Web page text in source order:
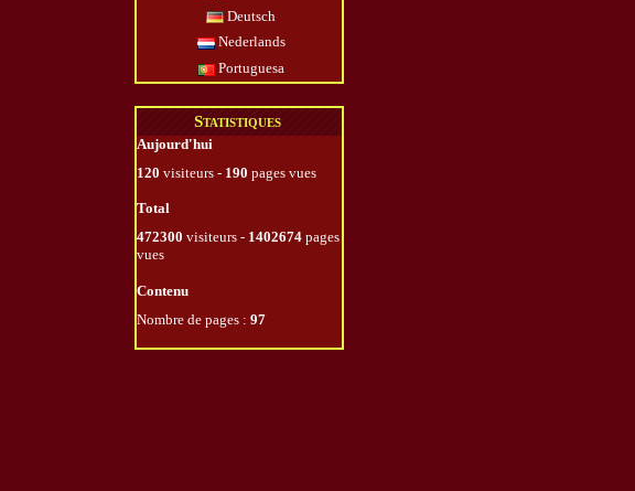
Deutsch
Nederlands
Portuguesa
Statistiques
Aujourd'hui
120 visiteurs - 190 pages vues
Total
472300 visiteurs - 1402674 pages
vues
Contenu
Nombre de pages : 97